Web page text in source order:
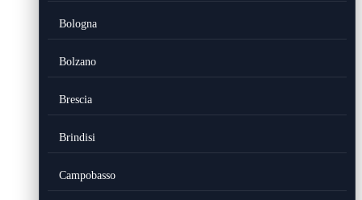
Bologna
Bolzano
Brescia
Brindisi
Campobasso